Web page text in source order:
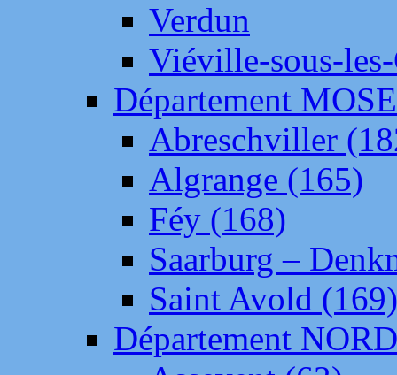
Verdun
Viéville-sous-
Département
Abreschviller
Algrange (165)
Féy (168)
Saarburg –
Saint Avold (169)
Département NORD